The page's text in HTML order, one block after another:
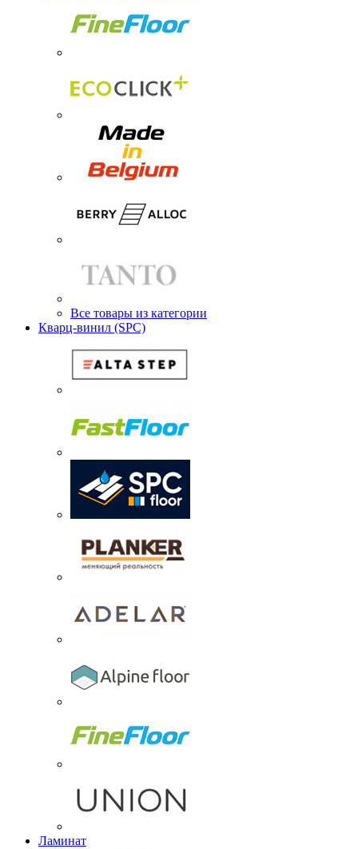
Все товары из категории
Кварц-винил (SPC)
Ламинат